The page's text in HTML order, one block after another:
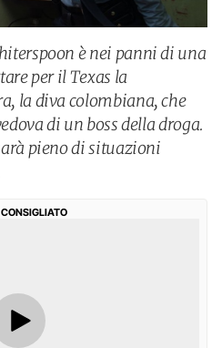
è nei panni di una
per il Texas la
la diva colombiana, che
di un boss della droga.
pieno di situazioni